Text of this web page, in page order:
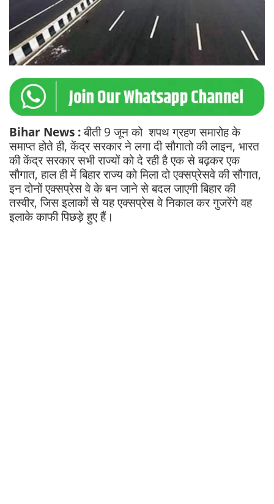
Bihar News :बीती 9 जून को शपथ ग्रहण समारोह के
समाप्त होते ही, केंद्र सरकार ने लगा दी सौगातो की लाइन, भारत
की केंद्र सरकार सभी राज्यों को दे रही है एक से बढ़कर एक
सौगात, हाल ही में बिहार राज्य को मिला दो एक्सप्रेसवे की सौगात,
इन दोनों एक्सप्रेस वे के बन जाने से बदल जाएगी बिहार की
तस्वीर, जिस इलाकों से यह एक्सप्रेस वे निकाल कर गुजरेंगे वह
इलाके काफी पिछड़े हुए हैं।